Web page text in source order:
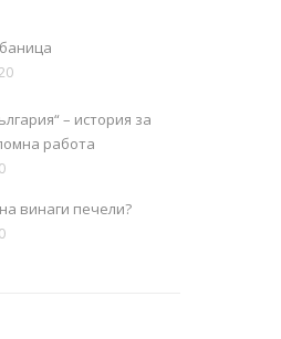
– история за
работа
винаги печели?